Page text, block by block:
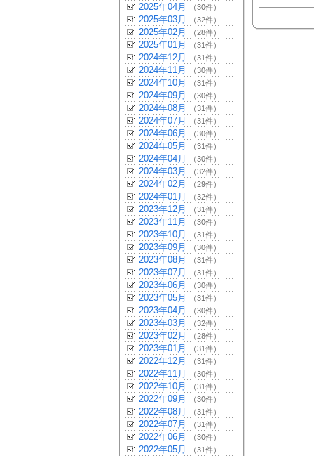
2025年04月 （30件）
2025年03月 （32件）
2025年02月 （28件）
2025年01月 （31件）
2024年12月 （31件）
2024年11月 （30件）
2024年10月 （31件）
2024年09月 （30件）
2024年08月 （31件）
2024年07月 （31件）
2024年06月 （30件）
2024年05月 （31件）
2024年04月 （30件）
2024年03月 （32件）
2024年02月 （29件）
2024年01月 （32件）
2023年12月 （31件）
2023年11月 （30件）
2023年10月 （31件）
2023年09月 （30件）
2023年08月 （31件）
2023年07月 （31件）
2023年06月 （30件）
2023年05月 （31件）
2023年04月 （30件）
2023年03月 （32件）
2023年02月 （28件）
2023年01月 （31件）
2022年12月 （31件）
2022年11月 （30件）
2022年10月 （31件）
2022年09月 （30件）
2022年08月 （31件）
2022年07月 （31件）
2022年06月 （30件）
2022年05月 （31件）